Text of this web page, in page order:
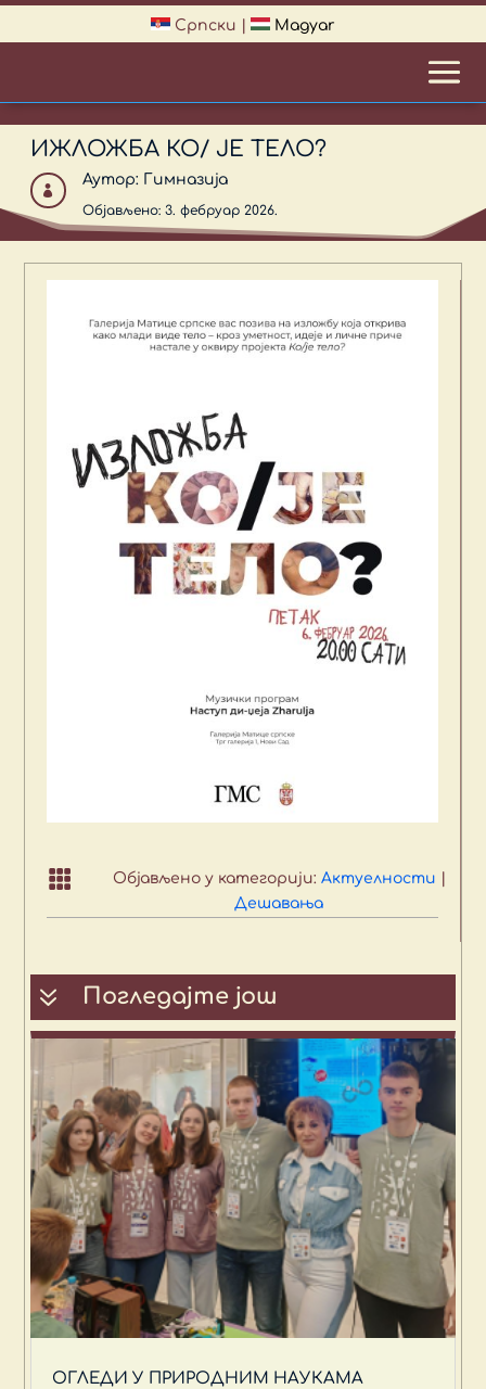
Српски Magyar
ИЖЛОЖБА КО/ ЈЕ ТЕЛО?

Аутор: Гимназија
Објављено: 3. фебруар 2026.
 Објављено у категорији: Актуелности
Дешавања
7 Погледајте још
ОГЛЕДИ У ПРИРОДНИМ НАУКАМА